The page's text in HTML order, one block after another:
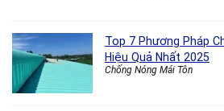
Top 7 Phương Pháp
Hiệu Quả Nhất 2025
Chống Nóng Mái Tôn